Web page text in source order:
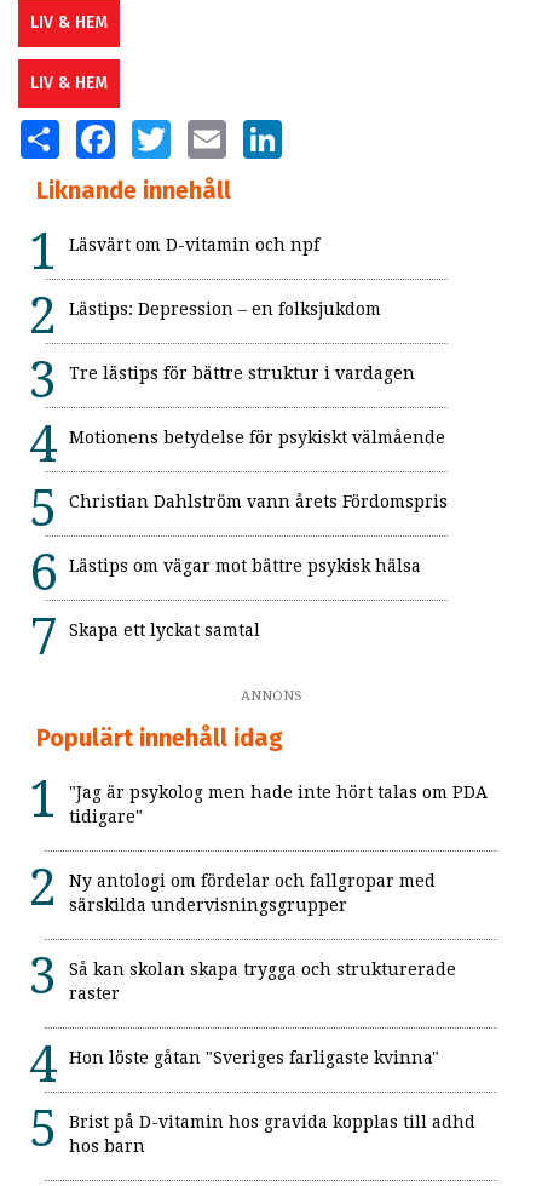
LIV & HEM
LIV & HEM
SHARE FACEBOOKTWITTER EMAIL
Liknande innehåll
Läsvärt om D-vitamin och npf
Lästips: Depression – en folksjukdom
Tre lästips för bättre struktur i vardagen
Motionens betydelse för psykiskt välmående
Christian Dahlström vann årets Fördomspris
Lästips om vägar mot bättre psykisk hälsa
Skapa ett lyckat samtal
ANNONS
Populärt innehåll idag
"Jag är psykolog men hade inte hört talas om PDA
tidigare"
Ny antologi om fördelar och fallgropar med
särskilda undervisningsgrupper
Så kan skolan skapa trygga och strukturerade
raster
Hon löste gåtan "Sveriges farligaste kvinna"
Brist på D-vitamin hos gravida kopplas till adhd
hos barn